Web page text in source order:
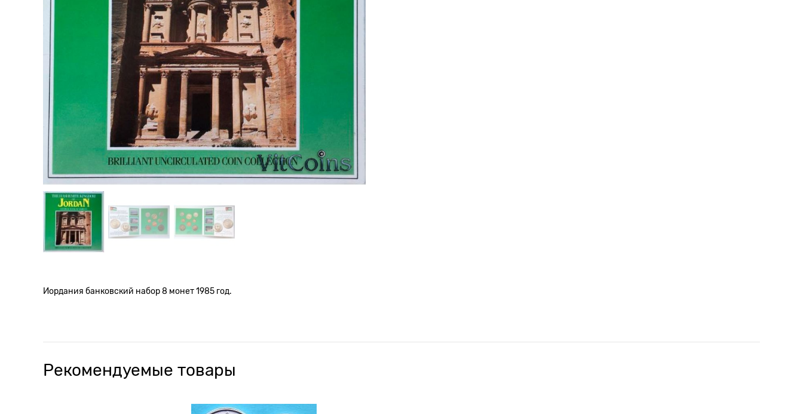
Иордания банковский набор 8 монет 1985 год.
Рекомендуемые товары